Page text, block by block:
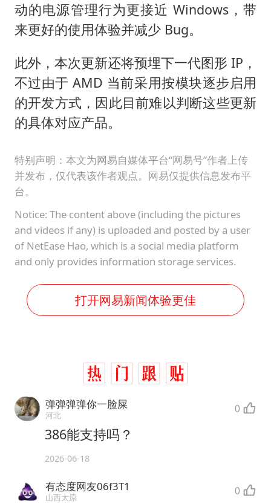
动的电源管理行为更接近 Windows，带
来更好的使用体验并减少 Bug。
此外，本次更新还将预埋下一代图形 IP，
不过由于 AMD 当前采用按模块逐步启用
的开发方式，因此目前难以判断这些更新
的具体对应产品。
特别声明：本文为网易自媒体平台“网易号”作者上传
并发布，仅代表该作者观点。网易仅提供信息发布平
台。
Notice: The content above (including the pictures
and videos if any) is uploaded and posted by a user
of NetEase Hao, which is a social media platform
and only provides information storage services.
打开网易新闻体验更佳
弹弹弹弹你一脸屎
河北 0
386能支持吗？
2026-06-18
有态度网友06f3T1
山西太原 0